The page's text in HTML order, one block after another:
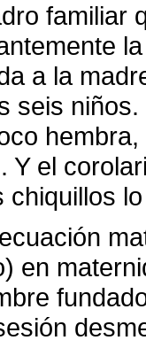
familiar
a la
seis
Y el
chiquillos
en